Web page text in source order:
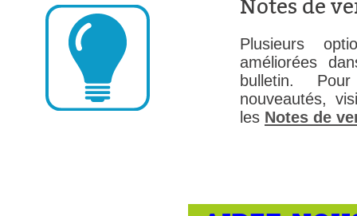
Notes de
Plusieurs
améliorées
bulletin.
nouveautés,
les Notes de